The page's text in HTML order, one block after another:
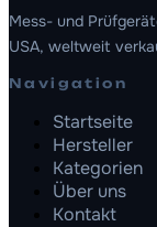
Mess- und
USA, weltweit
Navigation
Startseite
Hersteller
Kategorien
Über uns
Kontakt